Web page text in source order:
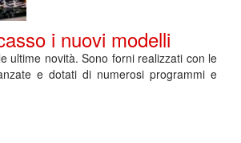
i nuovi modelli
ultime novità. Sono forni realizzati con le
e dotati di numerosi programmi e